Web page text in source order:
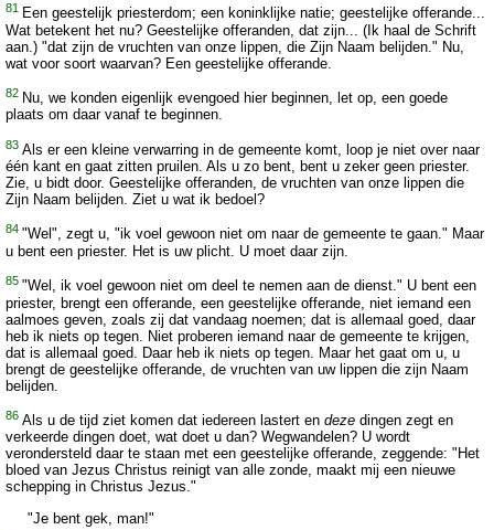
81 Een geestelijk priesterdom; een koninklijke natie; geestelijke offerande...
Wat betekent het nu? Geestelijke offeranden, dat zijn... (Ik haal de Schrift
aan.) "dat zijn de vruchten van onze lippen, die Zijn Naam belijden." Nu,
wat voor soort waarvan? Een geestelijke offerande.
82 Nu, we konden eigenlijk evengoed hier beginnen, let op, een goede
plaats om daar vanaf te beginnen.
83 Als er een kleine verwarring in de gemeente komt, loop je niet over naar
één kant en gaat zitten pruilen. Als u zo bent, bent u zeker geen priester.
Zie, u bidt door. Geestelijke offeranden, de vruchten van onze lippen die
Zijn Naam belijden. Ziet u wat ik bedoel?
84 "Wel", zegt u, "ik voel gewoon niet om naar de gemeente te gaan." Maar
u bent een priester. Het is uw plicht. U moet daar zijn.
85 "Wel, ik voel gewoon niet om deel te nemen aan de dienst." U bent een
priester, brengt een offerande, een geestelijke offerande, niet iemand een
aalmoes geven, zoals zij dat vandaag noemen; dat is allemaal goed, daar
heb ik niets op tegen. Niet proberen iemand naar de gemeente te krijgen,
dat is allemaal goed. Daar heb ik niets op tegen. Maar het gaat om u, u
brengt de geestelijke offerande, de vruchten van uw lippen die zijn Naam
belijden.
86 Als u de tijd ziet komen dat iedereen lastert en deze dingen zegt en
verkeerde dingen doet, wat doet u dan? Wegwandelen? U wordt
verondersteld daar te staan met een geestelijke offerande, zeggende: "Het
bloed van Jezus Christus reinigt van alle zonde, maakt mij een nieuwe
schepping in Christus Jezus."
"Je bent gek, man!"